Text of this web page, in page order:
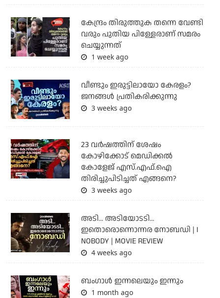
കേന്ദ്രം തിരുത്തുക തന്നെ വേണ്ടി
വരും പുതിയ പിള്ളേരാണ് സമരം
ചെയ്യുന്നത്
1 week ago
വീണ്ടും ഇരുട്ടിലായോ കേരളം?
ജനങ്ങൾ പ്രതികരിക്കുന്നു
3 weeks ago
23 വർഷത്തിന് ശേഷം
കോഴിക്കോട് മെഡിക്കൽ
കോളേജ് എസ്.എഫ്.ഐ
തിരിച്ചുപിടിച്ചത് എങ്ങനെ?
3 weeks ago
അടി... അടിയോടടി...
ഇതൊരൊന്നൊന്നര നോബഡി | I
NOBODY | MOVIE REVIEW
4 weeks ago
ബംഗാള്‍ ഇന്നലെയും ഇന്നും
1 month ago